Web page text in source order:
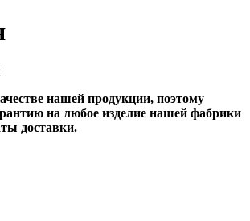
нашей продукции, поэтому
на любое изделие нашей фабрики
доставки.